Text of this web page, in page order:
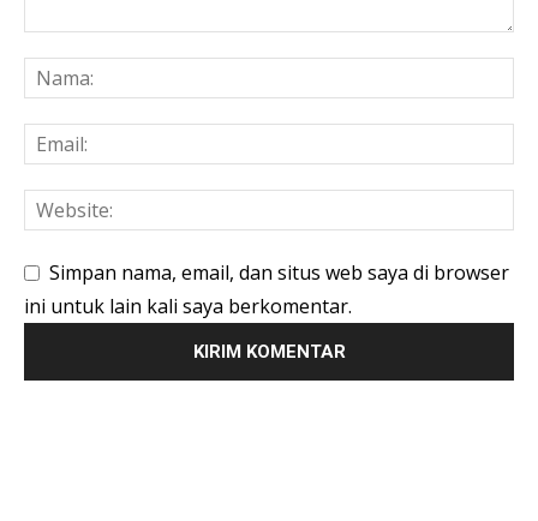
Simpan nama, email, dan situs web saya di browser
ini untuk lain kali saya berkomentar.